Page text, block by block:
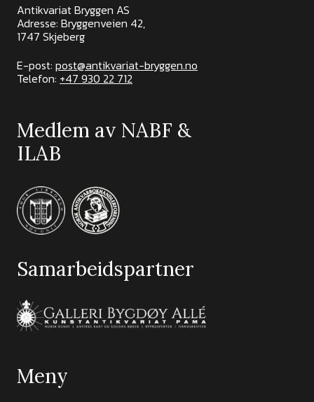
Antikvariat Bryggen AS
Adresse: Bryggenveien 42,
1747 Skjeberg
E-post: post@antikvariat-bryggen.no
Telefon: +47 930 22 712
Medlem av NABF &
ILAB
Samarbeidspartner
Meny